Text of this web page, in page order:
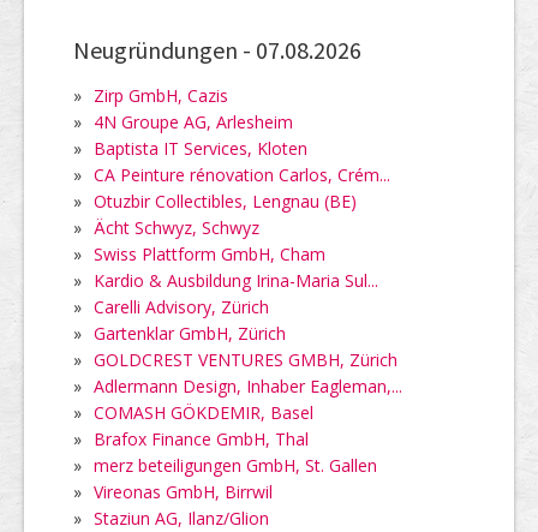
Neugründungen - 07.08.2026
» Zirp GmbH, Cazis
» 4N Groupe AG, Arlesheim
» Baptista IT Services, Kloten
» CA Peinture rénovation Carlos, Crém...
» Otuzbir Collectibles, Lengnau (BE)
» Ächt Schwyz, Schwyz
» Swiss Plattform GmbH, Cham
» Kardio & Ausbildung Irina-Maria Sul...
» Carelli Advisory, Zürich
» Gartenklar GmbH, Zürich
» GOLDCREST VENTURES GMBH, Zürich
» Adlermann Design, Inhaber Eagleman,...
» COMASH GÖKDEMIR, Basel
» Brafox Finance GmbH, Thal
» merz beteiligungen GmbH, St. Gallen
» Vireonas GmbH, Birrwil
» Staziun AG, Ilanz/Glion